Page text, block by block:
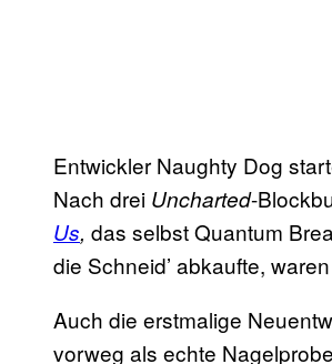
Entwickler Naughty Dog
Nach drei Uncharted-
Us, das selbst Quantum
die Schneid’ abkaufte,
Auch die erstmalige
vorweg als echte